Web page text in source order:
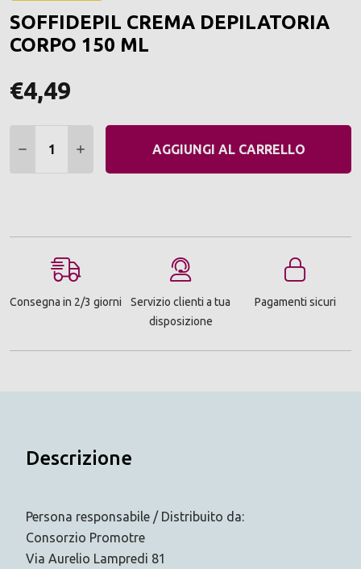
DEI
SOFFIDEPIL CREMA DEPILATORIA
CORPO 150 ML
€4,49
DIMINUIRE QUANTITÀ:
AUMENTARE QUANTITÀ:
AGGIUNGI AL CARRELLO
Consegna in 2/3 giorni
Servizio clienti a tua
disposizione
Pagamenti sicuri
Descrizione
Persona responsabile / Distribuito da:
Consorzio Promotre
Via Aurelio Lampredi 81